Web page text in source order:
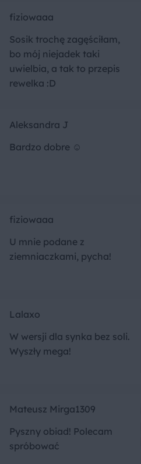
fiziowaaa
Sosik trochę zagęściłam,
bo mój niejadek taki
uwielbia, a tak to przepis
rewelka :D
Aleksandra J
Bardzo dobre ☺️
fiziowaaa
U mnie podane z
ziemniaczkami, pycha!
Lalaxo
W wersji dla synka bez soli.
Wyszły mega!
Mateusz Mirga1309
Pyszny obiad! Polecam
spróbować